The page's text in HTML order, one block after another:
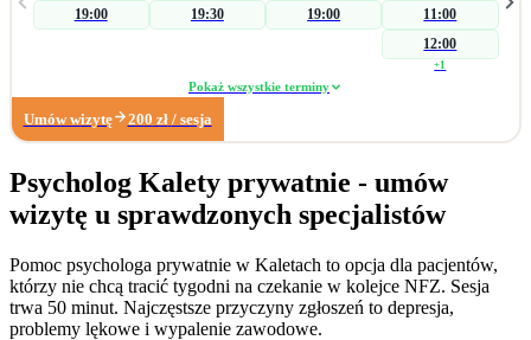
przyczyn zaburzenia, a następnie koncentruję się na czynnikach
psychogennych. W zakresie wsparcia seksuologicznego pomagam parom i
osobom indywidualnym podczas konfliktów wpływających na ich seksualność.
Pracuję również z: • zaburzeniami libido (hiperlibidemia, hipolibidemia), •
od pornografii oraz masturbacji, • wpływem substancji psychoaktywnych na
seksualność. Poza obszarem seksuologicznym wspieram osoby z trudnościami
w radzeniu sobie z: • zarządzaniem trudnymi emocjami, • relacjami
społecznymi, • sytuacjami kryzysowymi i stresem adaptacyjnym, • obniżonym
nastrojem i lękiem. Dzięki wieloletniemu doświadczeniu w biznesie zapraszam
również na konsultacje dotyczące: • wypalenia zawodowego, • kryzysu
związanego z długotrwałym poszukiwaniem pracy, • stresu związanego ze
zmianą zawodową. Moje największe sukcesy zawodowe: • terapia
krótkoterminowa, której efektem było dokonanie coming outu w rodzinie, •
diagnoza wytrysku wstecznego, • diagnoza pochwicy.
19:00
19:30
19:00
11:00
12:00
+1
Pokaż wszystkie terminy
Umów wizytę 200 zł / sesja
Psycholog Kalety prywatnie - umów
wizytę u sprawdzonych specjalistów
Pomoc psychologa prywatnie w Kaletach to opcja dla pacjentów,
którzy nie chcą tracić tygodni na czekanie w kolejce NFZ. Sesja
trwa 50 minut. Najczęstsze przyczyny zgłoszeń to depresja,
problemy lękowe i wypalenie zawodowe.